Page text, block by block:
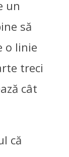
un
să
o linie
treci
cât
că